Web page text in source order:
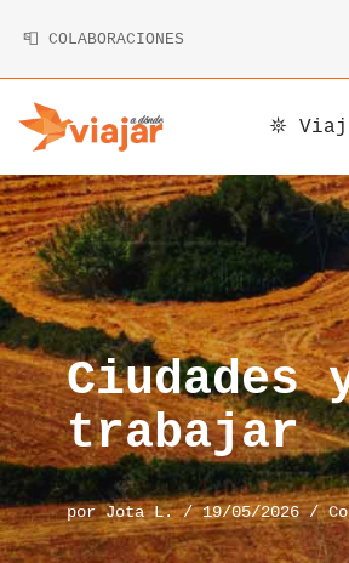
contenido
📮 COLABORACIONES
𖤓
Argentina
Bolivia
Brasil
Canadá
Chile
Costa Rica
Cuba
Armenia
Camboya
China
Corea
Indonesia
Irán
Japón
Alemania
Andorra
Austria
Bélgica
Bosnia y Herzegovina
Bulgaria
Chipre
trabajar
porJota L. 19/05/2026